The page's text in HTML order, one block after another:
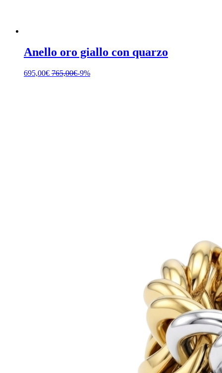
Anello oro giallo con quarzo
695,00€ 765,00€-9%